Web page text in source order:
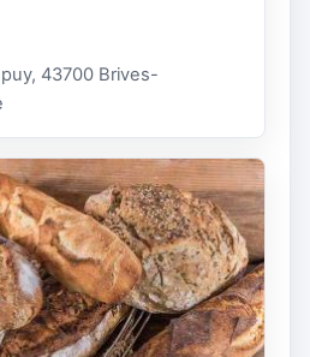
43700 Brives-